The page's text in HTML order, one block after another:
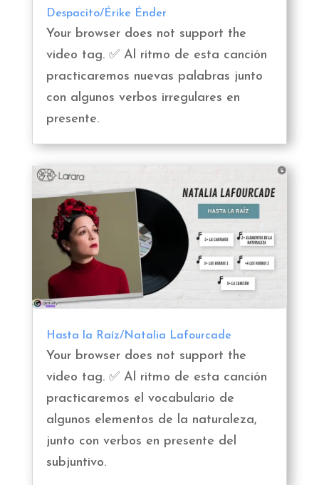
Despacito/Érike Énder
Your browser does not support the
video tag. ✅ Al ritmo de esta canción
practicaremos nuevas palabras junto
con algunos verbos irregulares en
presente.
Hasta la Raíz/Natalia Lafourcade
Your browser does not support the
video tag. ✅ Al ritmo de esta canción
practicaremos el vocabulario de
algunos elementos de la naturaleza,
junto con verbos en presente del
subjuntivo.